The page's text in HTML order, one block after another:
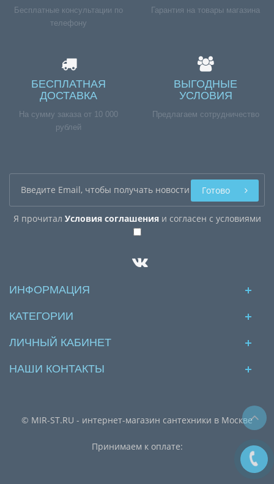
Бесплатные консультации по
телефону
Гарантия на товары магазина
БЕСПЛАТНАЯ
ДОСТАВКА
На сумму заказа от 10 000
рублей
ВЫГОДНЫЕ
УСЛОВИЯ
Предлагаем сотрудничество
Я прочитал Условия соглашенияи согласен с условиями
Готово
ИНФОРМАЦИЯ
КАТЕГОРИИ
ЛИЧНЫЙ КАБИНЕТ
НАШИ КОНТАКТЫ
© MIR-ST.RU - интернет-магазин сантехники в Москве
Принимаем к оплате: